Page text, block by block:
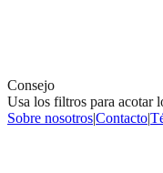
Consejo
Usa los filtros para acotar
Sobre nosotros|Contacto|